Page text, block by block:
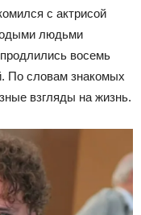
с актрисой
людьми
восемь
По словам знакомых
взгляды на жизнь.